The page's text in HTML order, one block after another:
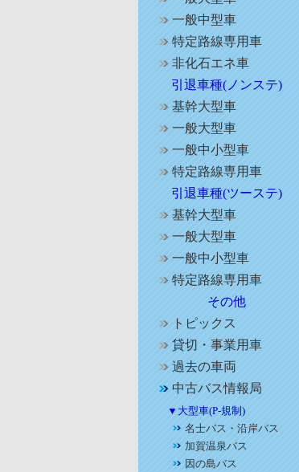
一般中型車
特定路線専用車
非化石エネ車
引退車種(ノンステ)
基幹大型車
一般大型車
一般中小型車
特定路線専用車
引退車種(ツーステ)
基幹大型車
一般大型車
一般中小型車
特定路線専用車
その他
トピックス
貸切・事業用車
過去の車両
中古バス情報局
▼大型車(P-規制)
名士バス・沿岸バス
加賀温泉バス
因の島バス